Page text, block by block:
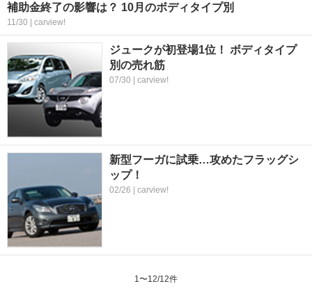
補助金終了の影響は？ 10月のボディタイプ別
11/30 | carview!
ジュークが初登場1位！ ボディタイプ
別の売れ筋
07/30 | carview!
新型フーガに試乗…攻めたフラッグシ
ップ！
02/26 | carview!
1〜12/12件